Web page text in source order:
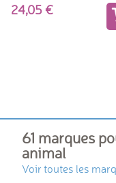
24,05
61 marques
animal
Voir toutes les